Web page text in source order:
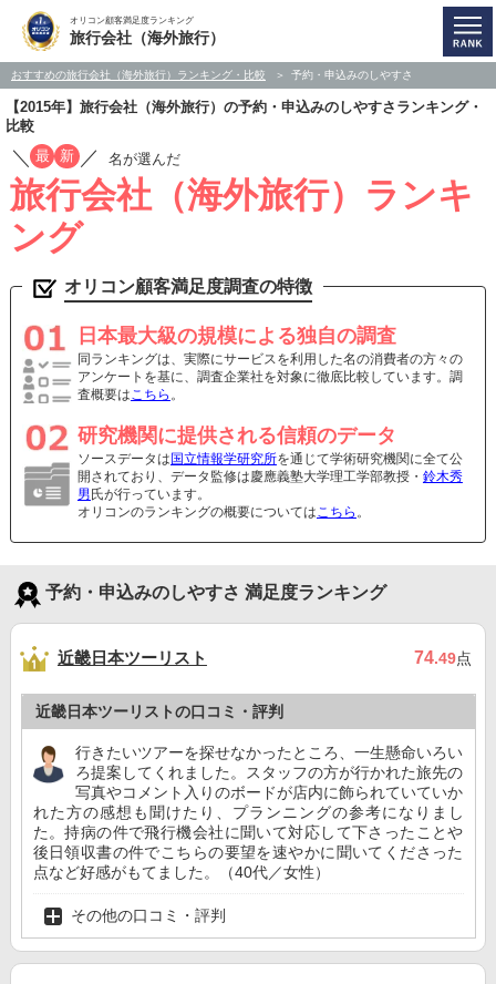
オリコン顧客満足度ランキング
旅行会社（海外旅行）
おすすめの旅行会社（海外旅行）ランキング・比較 予約・申込みのしやすさ
【2015年】旅行会社（海外旅行）の予約・申込みのしやすさランキング・
比較
／ 最 新 ／ 名が選んだ
旅行会社（海外旅行）ランキ
ング
オリコン顧客満足度調査の特徴
日本最大級の規模による独自の調査
同ランキングは、実際にサービスを利用した名の消費者の方々の
アンケートを基に、調査企業社を対象に徹底比較しています。調
査概要はこちら 。
研究機関に提供される信頼のデータ
ソースデータは 国立情報学研究所を通じて学術研究機関に全て公
開されており、データ監修は慶應義塾大学理工学部教授・ 鈴木秀
男 氏が行っています。
オリコンのランキングの概要についてはこちら 。
予約・申込みのしやすさ 満足度ランキング
近畿日本ツーリスト 74.49点
近畿日本ツーリストの口コミ・評判
行きたいツアーを探せなかったところ、一生懸命いろい
ろ提案してくれました。スタッフの方が行かれた旅先の
写真やコメント入りのボードが店内に飾られていていか
れた方の感想も聞けたり、プランニングの参考になりまし
た。持病の件で飛行機会社に聞いて対応して下さったことや
後日領収書の件でこちらの要望を速やかに聞いてくださった
点など好感がもてました。（40代／女性）
その他の口コミ・評判